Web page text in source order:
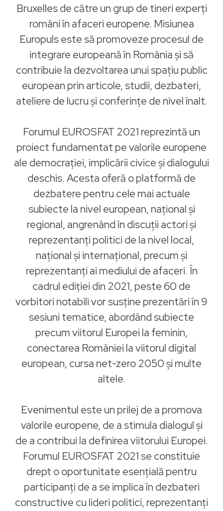
Bruxelles de către un grup de tineri experți
români în afaceri europene. Misiunea
Europuls este să promoveze procesul de
integrare europeană în România și să
contribuie la dezvoltarea unui spațiu public
european prin articole, studii, dezbateri,
ateliere de lucru și conferințe de nivel înalt.
Forumul EUROSFAT 2021 reprezintă un
proiect fundamentat pe valorile europene
ale democrației, implicării civice și dialogului
deschis. Acesta oferă o platformă de
dezbatere pentru cele mai actuale
subiecte la nivel european, național și
regional, angrenând în discuții actori și
reprezentanți politici de la nivel local,
național și internațional, precum și
reprezentanți ai mediului de afaceri. În
cadrul ediției din 2021, peste 60 de
vorbitori notabili vor susține prezentări în 9
sesiuni tematice, abordând subiecte
precum viitorul Europei la feminin,
conectarea României la viitorul digital
european, cursa net-zero 2050 și multe
altele.
Evenimentul este un prilej de a promova
valorile europene, de a stimula dialogul și
de a contribui la definirea viitorului Europei.
Forumul EUROSFAT 2021 se constituie
drept o oportunitate esențială pentru
participanți de a se implica în dezbateri
constructive cu lideri politici, reprezentanți